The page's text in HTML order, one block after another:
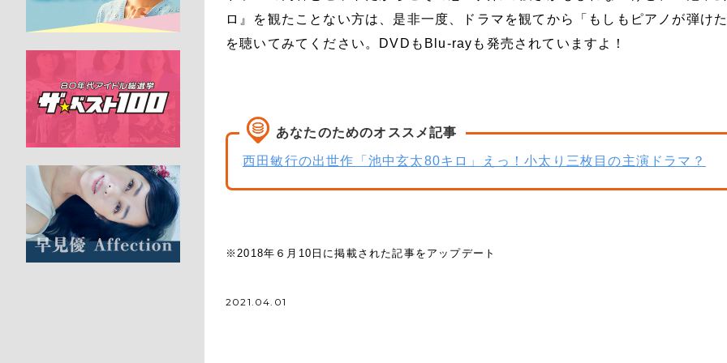
ロ』を観たことない方は、是非一度、ドラマを観てから「もしもピアノが弾け
を聴いてみてください。DVDもBlu-rayも発売されていますよ！
あなたのためのオススメ記事
西田敏行の出世作「池中玄太80キロ」えっ！小太り三枚目の主演ドラマ？
※2018年６月10日に掲載された記事をアップデート
2021.04.01